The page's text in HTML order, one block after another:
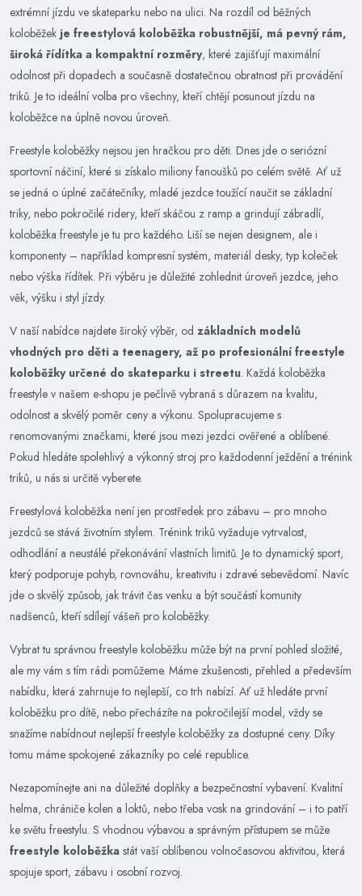
extrémní jízdu ve skateparku nebo na ulici. Na rozdíl od běžných
koloběžek je freestylová koloběžka robustnější, má pevný rám,
široká řídítka a kompaktní rozměry, které zajišťují maximální
odolnost při dopadech a současně dostatečnou obratnost při provádění
triků. Je to ideální volba pro všechny, kteří chtějí posunout jízdu na
koloběžce na úplně novou úroveň.
Freestyle koloběžky nejsou jen hračkou pro děti. Dnes jde o seriózní
sportovní náčiní, které si získalo miliony fanoušků po celém světě. Ať už
se jedná o úplné začátečníky, mladé jezdce toužící naučit se základní
triky, nebo pokročilé ridery, kteří skáčou z ramp a grindují zábradlí,
koloběžka freestyle je tu pro každého. Liší se nejen designem, ale i
komponenty – například kompresní systém, materiál desky, typ koleček
nebo výška řídítek. Při výběru je důležité zohlednit úroveň jezdce, jeho
věk, výšku i styl jízdy.
V naší nabídce najdete široký výběr, od základních modelů
vhodných pro děti a teenagery, až po profesionální freestyle
koloběžky určené do skateparku i streetu. Každá koloběžka
freestyle v našem e-shopu je pečlivě vybraná s důrazem na kvalitu,
odolnost a skvělý poměr ceny a výkonu. Spolupracujeme s
renomovanými značkami, které jsou mezi jezdci ověřené a oblíbené.
Pokud hledáte spolehlivý a výkonný stroj pro každodenní ježdění a trénink
triků, u nás si určitě vyberete.
Freestylová koloběžka není jen prostředek pro zábavu – pro mnoho
jezdců se stává životním stylem. Trénink triků vyžaduje vytrvalost,
odhodlání a neustálé překonávání vlastních limitů. Je to dynamický sport,
který podporuje pohyb, rovnováhu, kreativitu i zdravé sebevědomí. Navíc
jde o skvělý způsob, jak trávit čas venku a být součástí komunity
nadšenců, kteří sdílejí vášeň pro koloběžky.
Vybrat tu správnou freestyle koloběžku může být na první pohled složité,
ale my vám s tím rádi pomůžeme. Máme zkušenosti, přehled a především
nabídku, která zahrnuje to nejlepší, co trh nabízí. Ať už hledáte první
koloběžku pro dítě, nebo přecházíte na pokročilejší model, vždy se
snažíme nabídnout nejlepší freestyle koloběžky za dostupné ceny. Díky
tomu máme spokojené zákazníky po celé republice.
Nezapomínejte ani na důležité doplňky a bezpečnostní vybavení. Kvalitní
helma, chrániče kolen a loktů, nebo třeba vosk na grindování – i to patří
ke světu freestylu. S vhodnou výbavou a správným přístupem se může
freestyle koloběžka stát vaší oblíbenou volnočasovou aktivitou, která
spojuje sport, zábavu i osobní rozvoj.